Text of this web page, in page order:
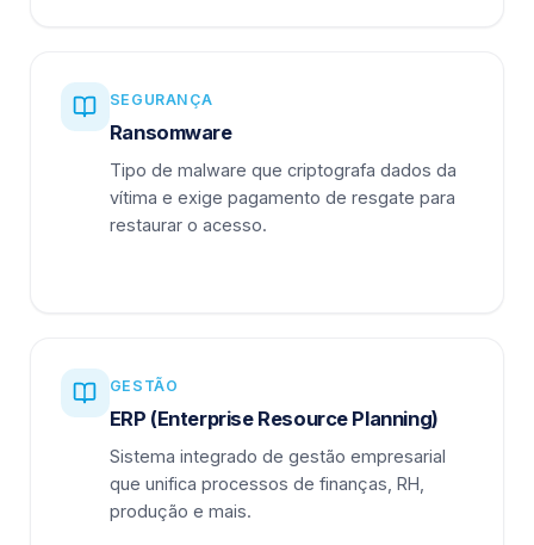
SEGURANÇA
Ransomware
Tipo de malware que criptografa dados da
vítima e exige pagamento de resgate para
restaurar o acesso.
GESTÃO
ERP (Enterprise Resource Planning)
Sistema integrado de gestão empresarial
que unifica processos de finanças, RH,
produção e mais.